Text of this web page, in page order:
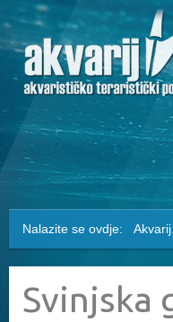
Nalazite se ovdje:
Svinjska